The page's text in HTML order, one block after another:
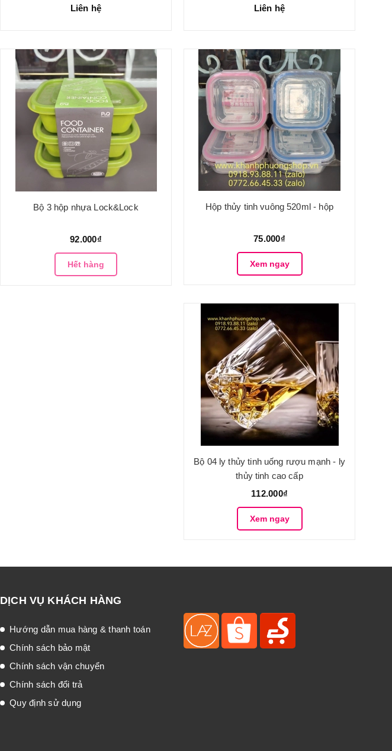
Liên hệ
Liên hệ
Bộ 3 hộp nhựa Lock&Lock
92.000₫
Hết hàng
Hộp thủy tinh vuông 520ml - hộp
75.000₫
Xem ngay
Bộ 04 ly thủy tinh uống rượu mạnh - ly
thủy tinh cao cấp
112.000₫
Xem ngay
DỊCH VỤ KHÁCH HÀNG
Hướng dẫn mua hàng & thanh toán
Chính sách bảo mật
Chính sách vận chuyển
Chính sách đổi trả
Quy định sử dụng